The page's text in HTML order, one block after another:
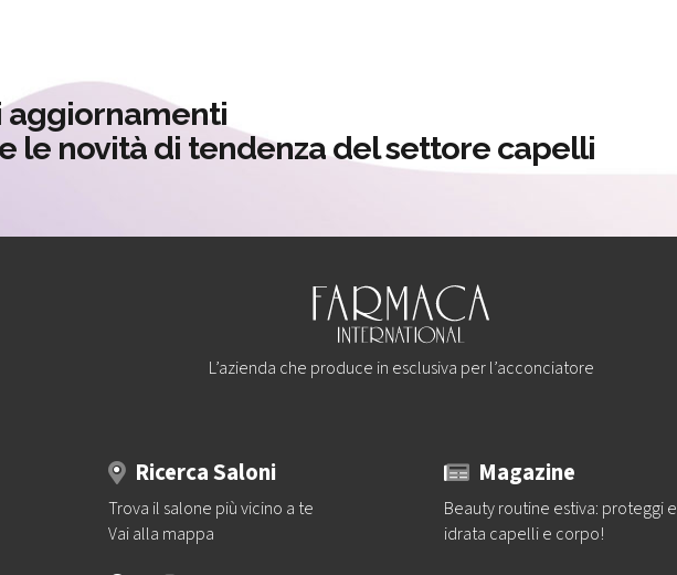
aggiornamenti
le novità di tendenza del settore capelli
L’azienda che produce in esclusiva per l’acconciatore
Ricerca Saloni
Trova il salone più vicino a te
Vai alla mappa
Magazine
Beauty routine estiva: proteggi e
idrata capelli e corpo!